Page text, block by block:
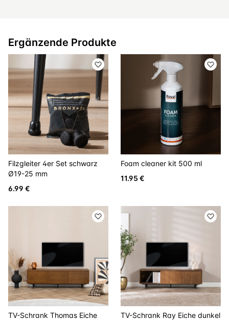
Ergänzende Produkte
Filzgleiter 4er Set schwarz
Ø19-25 mm
6.99 €
Foam cleaner kit 500 ml
11.95 €
TV-Schrank Thomas Eiche
TV-Schrank Ray Eiche dunkel